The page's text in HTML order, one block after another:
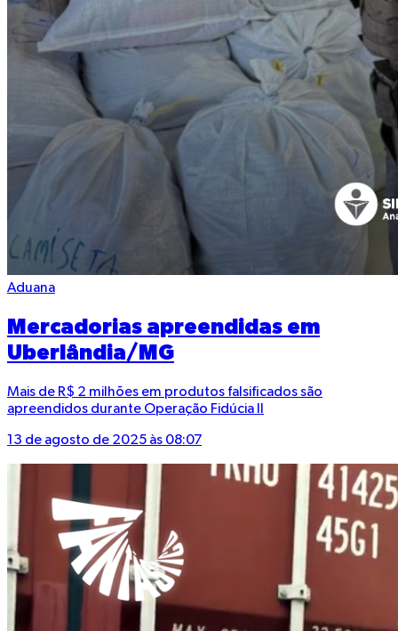
Aduana
Mercadorias apreendidas em
Uberlândia/MG
Mais de R$ 2 milhões em produtos falsificados são
apreendidos durante Operação Fidúcia II
13 de agosto de 2025 às 08:07